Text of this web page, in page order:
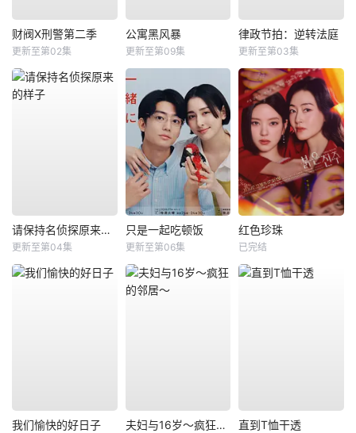
财阀X刑警第二季
更新至第02集
公寓黑风暴
更新至第09集
律政节拍：逆转法庭
更新至第03集
请保持名侦探原来的样子
更新至第04集
只是一起吃顿饭
更新至第06集
红色珍珠
已完结
我们愉快的好日子 夫妇与16岁～疯狂的邻居～ 直到T恤干透